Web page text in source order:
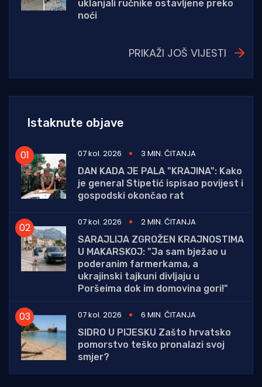
uklanjali ručnike ostavljene preko
noći
PRIKAŽI JOŠ VIJESTI
Istaknute objave
07 kol. 2026
3 MIN. ČITANJA
DAN KADA JE PALA "KRAJINA": Kako
je general Stipetić ispisao povijest i
gospodski okončao rat
07 kol. 2026
2 MIN. ČITANJA
SARAJLIJA ZGROŽEN KRAJNOSTIMA
U MAKARSKOJ: "Ja sam bježao u
poderanim farmerkama, a
ukrajinski tajkuni divljaju u
Poršeima dok im domovina gori!"
07 kol. 2026
6 MIN. ČITANJA
SIDRO U PIJESKU Zašto hrvatsko
pomorstvo teško pronalazi svoj
smjer?